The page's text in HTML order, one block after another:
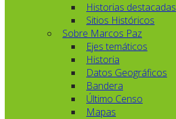
Historias destacadas
Sitios Históricos
Sobre Marcos Paz
Ejes temáticos
Historia
Datos Geográficos
Bandera
Último Censo
Mapas